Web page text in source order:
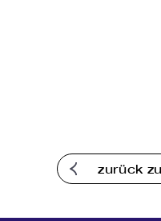
zurück